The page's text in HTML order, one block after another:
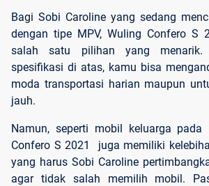
Bagi Sobi Caroline yang sedang
dengan tipe MPV, Wuling Confero S
salah satu pilihan yang menarik.
spesifikasi di atas, kamu bisa
moda transportasi harian maupun
jauh.
Namun, seperti mobil keluarga pada
Confero S 2021 juga memiliki
yang harus Sobi Caroline
agar tidak salah memilih mobil.